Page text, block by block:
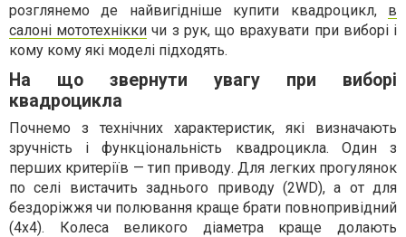
розглянемо де найвигідніше купити квадроцикл, в
салоні мототехнікки чи з рук, що врахувати при виборі і
кому кому які моделі підходять.
На що звернути увагу при виборі
квадроцикла
Почнемо з технічних характеристик, які визначають
зручність і функціональність квадроцикла. Один з
перших критеріїв — тип приводу. Для легких прогулянок
по селі вистачить заднього приводу (2WD), а от для
бездоріжжя чи полювання краще брати повнопривідний
(4x4). Колеса великого діаметра краще долають